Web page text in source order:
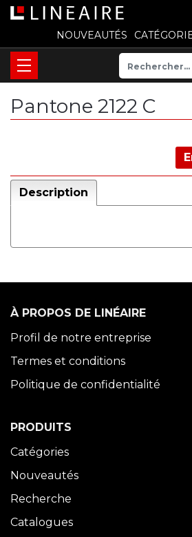
NOUVEAUTÉS
Pantone 2122 C
Description
À PROPOS DE LINÉAIRE
Profil de notre entreprise
Termes et conditions
Politique de confidentialité
PRODUITS
Catégories
Nouveautés
Recherche
Catalogues